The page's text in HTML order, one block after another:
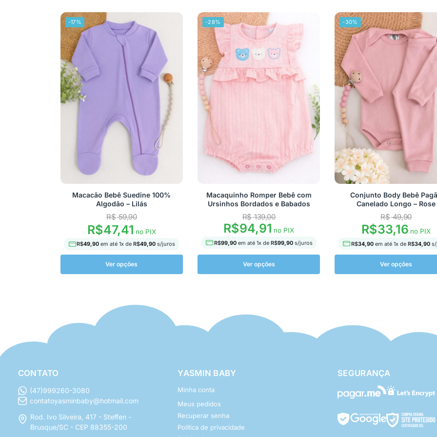
-17%
Macacão Bebê Suedine 100%
Algodão – Lilás
R$59,90
R$47,41 no PIX
R$49,90 em até1x deR$49,90 s/juros
Ver opções
-28%
Macaquinho Romper Bebê com
Ursinhos Bordados e Babados
R$139,00
R$94,91 no PIX
R$99,90 em até 1x de R$99,90s/juros
Ver opções
-30%
Conjunto Body Bebê
Canelado Longo – Rose
R$49,90
R$33,16no PIX
R$34,90 em até 1x de R$34,90s/
Ver opções
CONTATO
(47)999260-3080
contatoyasminbaby@hotmail.com
Rod. Ivo Silveira, 417 - Steffen -
Brusque/SC - CEP 88355-200
YASMIN BABY
Minha conta
Meus pedidos
Recuperar senha
Política de privacidade
SEGURANÇA